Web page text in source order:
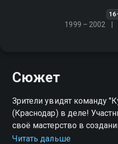
1999 – 2002
Сюжет
Зрители увидят команду
(Краснодар) в деле!
своё мастерство в
умении заставить публику
Читать дальше